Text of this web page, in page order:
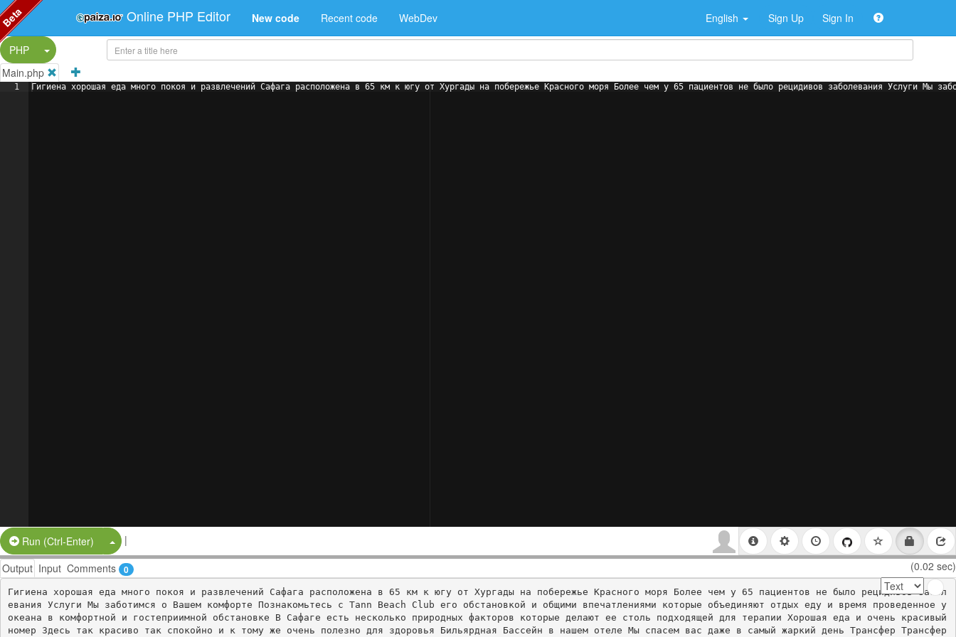
Online PHP Editor New code Recent code WebDev English Sign Up Sign In
PHP
Split Button!
Main.php
1 Гигиена хорошая еда много покоя и развлечений Сафага расположена в 65 км к югу от Хургады на побережье Красного моря Более чем у 65 пациентов не было рецидивов заболевания Услуги Мы
Run (Ctrl-Enter) Split Button!
|
Output Input Comments 0 (0.02 sec)
Гигиена хорошая еда много покоя и развлечений Сафага расположена в 65 км к югу от Хургады на побережье Красного моря Более чем у 65 пациентов не было рецидивов забол
евания Услуги Мы заботимся о Вашем комфорте Познакомьтесь с Tann Beach Club его обстановкой и общими впечатлениями которые объединяют отдых еду и время проведенное у
океана в комфортной и гостеприимной обстановке В Сафаге есть несколько природных факторов которые делают ее столь подходящей для терапии Хорошая еда и очень красивый
номер Здесь так красиво так спокойно и к тому же очень полезно для здоровья Бильярдная Бассейн в нашем отеле Мы спасем вас даже в самый жаркий день Трансфер Трансфер